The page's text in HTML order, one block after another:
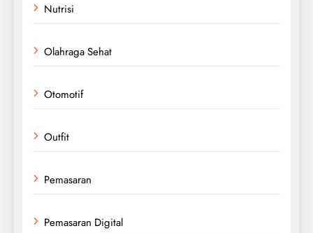
Nutrisi
Olahraga Sehat
Otomotif
Outfit
Pemasaran
Pemasaran Digital